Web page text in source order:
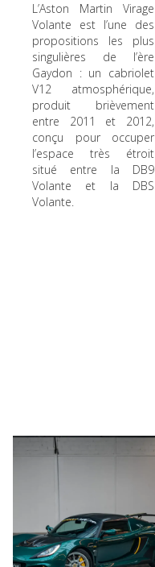
L’Aston Martin Virage
Volante est l’une des
propositions les plus
singulières de l’ère
Gaydon : un cabriolet
V12 atmosphérique,
produit brièvement
entre 2011 et 2012,
conçu pour occuper
l’espace très étroit
situé entre la DB9
Volante et la DBS
Volante.